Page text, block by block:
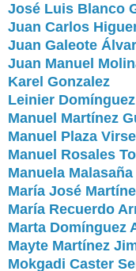
José Luis Blanco
Juan Carlos
Juan Galeote
Juan Manuel
Karel Gonzalez
Leinier Domínguez
Manuel Martínez
Manuel Plaza
Manuel Rosales
Manuela Malasaña
María José
María Recuerdo
Marta Domínguez
Mayte Martínez
Mokgadi Caster